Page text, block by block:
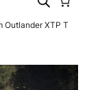
Outlander XTP T